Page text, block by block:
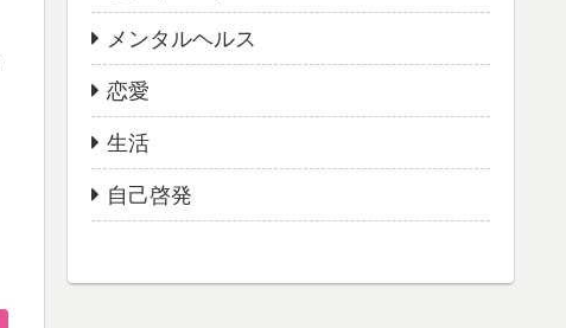
メンタルヘルス
恋愛
生活
自己啓発